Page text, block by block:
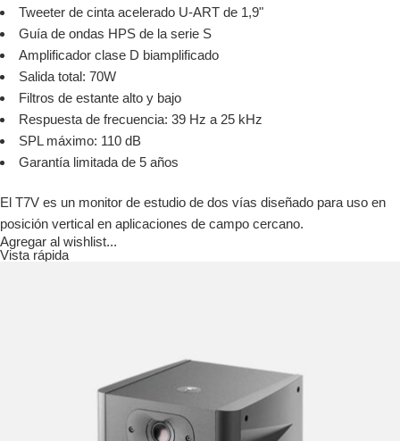
Tweeter de cinta acelerado U-ART de 1,9"
Guía de ondas HPS de la serie S
Amplificador clase D biamplificado
Salida total: 70W
Filtros de estante alto y bajo
Respuesta de frecuencia: 39 Hz a 25 kHz
SPL máximo: 110 dB
Garantía limitada de 5 años
El T7V es un monitor de estudio de dos vías diseñado para uso en
posición vertical en aplicaciones de campo cercano.
Agregar al wishlist...
Vista rápida